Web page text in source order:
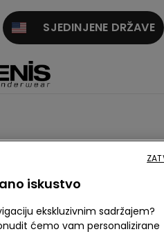
SJEDINJENE DRŽAVE
iskustvo
ekskluzivnim sadržajem?
ćemo vam personalizirane